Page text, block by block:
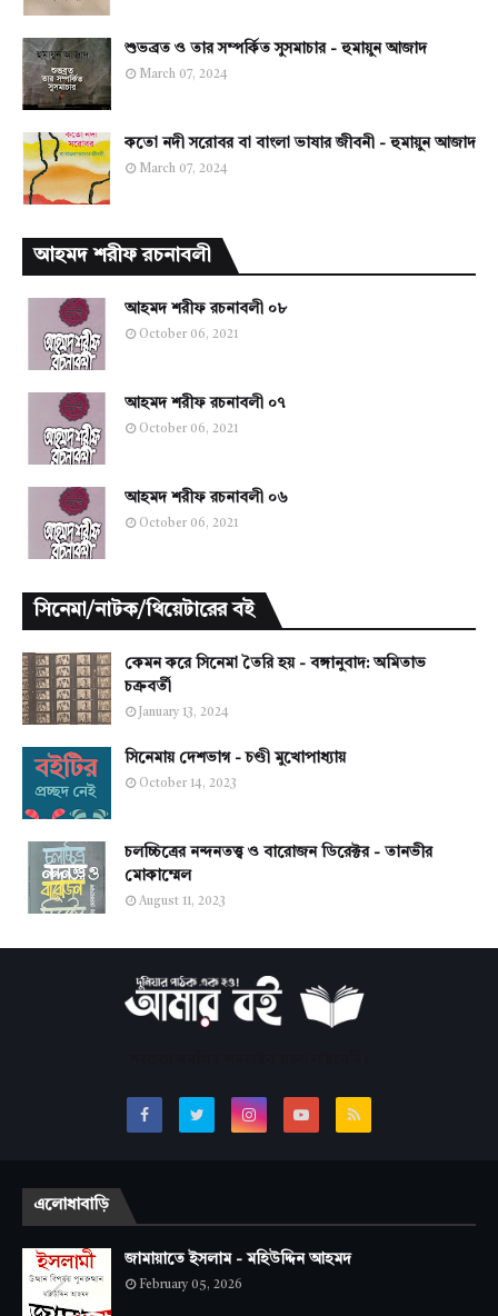
শুভব্রত ও তার সম্পর্কিত সুসমাচার - হুমায়ুন আজাদ
March 07, 2024
কতো নদী সরোবর বা বাংলা ভাষার জীবনী - হুমায়ুন আজাদ
March 07, 2024
আহমদ শরীফ রচনাবলী
আহমদ শরীফ রচনাবলী ০৮
October 06, 2021
আহমদ শরীফ রচনাবলী ০৭
October 06, 2021
আহমদ শরীফ রচনাবলী ০৬
October 06, 2021
সিনেমা/নাটক/থিয়েটারের বই
কেমন করে সিনেমা তৈরি হয় - বঙ্গানুবাদ: অমিতাভ
চক্রবর্তী
January 13, 2024
সিনেমায় দেশভাগ - চণ্ডী মুখোপাধ্যায়
October 14, 2023
চলচ্চিত্রের নন্দনতত্ত্ব ও বারোজন ডিরেক্টর - তানভীর
মোকাম্মেল
August 11, 2023
এলোধাবাড়ি
জামায়াতে ইসলাম - মহিউদ্দিন আহমদ
February 05, 2026